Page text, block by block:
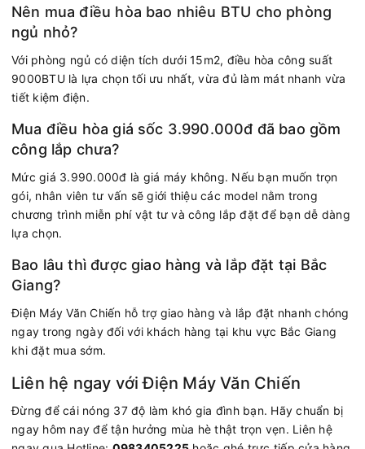
Nên mua điều hòa bao nhiêu BTU cho phòng
ngủ nhỏ?
Với phòng ngủ có diện tích dưới 15m2, điều hòa công suất
9000BTU là lựa chọn tối ưu nhất, vừa đủ làm mát nhanh vừa
tiết kiệm điện.
Mua điều hòa giá sốc 3.990.000đ đã bao gồm
công lắp chưa?
Mức giá 3.990.000đ là giá máy không. Nếu bạn muốn trọn
gói, nhân viên tư vấn sẽ giới thiệu các model nằm trong
chương trình miễn phí vật tư và công lắp đặt để bạn dễ dàng
lựa chọn.
Bao lâu thì được giao hàng và lắp đặt tại Bắc
Giang?
Điện Máy Văn Chiến hỗ trợ giao hàng và lắp đặt nhanh chóng
ngay trong ngày đối với khách hàng tại khu vực Bắc Giang
khi đặt mua sớm.
Liên hệ ngay với Điện Máy Văn Chiến
Đừng để cái nóng 37 độ làm khó gia đình bạn. Hãy chuẩn bị
ngay hôm nay để tận hưởng mùa hè thật trọn vẹn. Liên hệ